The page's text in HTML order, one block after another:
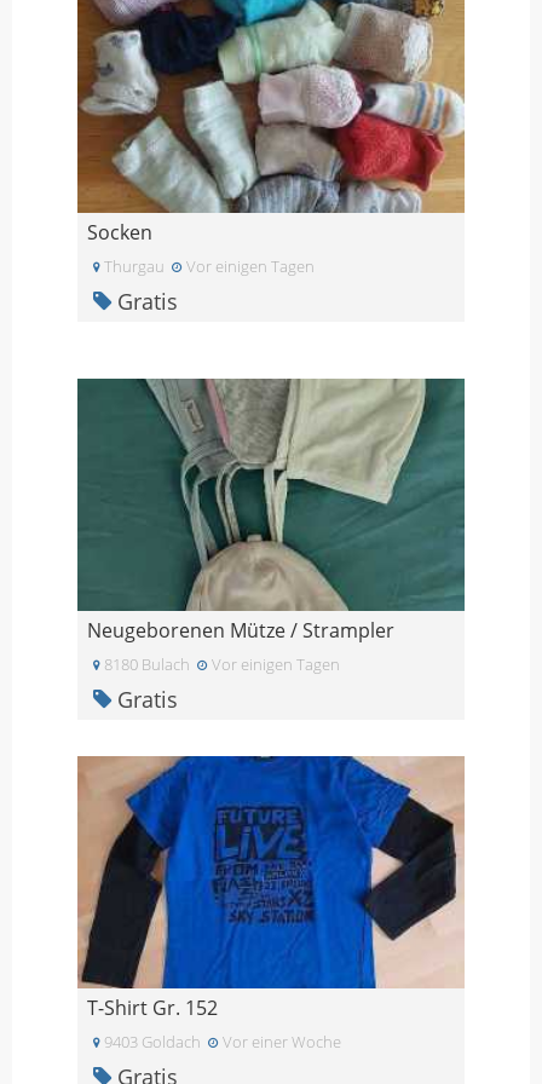
Socken
Thurgau Vor einigen Tagen
Gratis
Neugeborenen Mütze / Strampler
8180 Bulach Vor einigen Tagen
Gratis
T-Shirt Gr. 152
9403 Goldach Vor einer Woche
Gratis